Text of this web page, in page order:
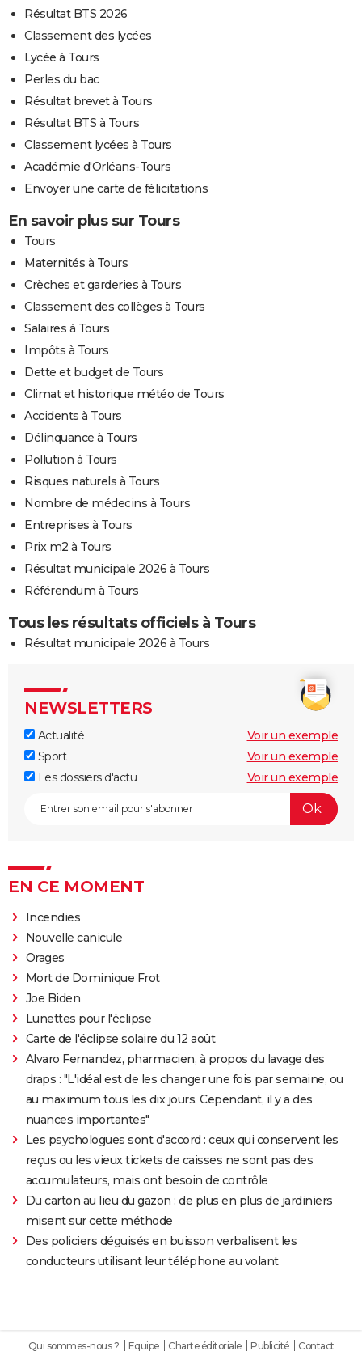
Résultat BTS 2026
Classement des lycées
Lycée à Tours
Perles du bac
Résultat brevet à Tours
Résultat BTS à Tours
Classement lycées à Tours
Académie d'Orléans-Tours
Envoyer une carte de félicitations
En savoir plus sur Tours
Tours
Maternités à Tours
Crèches et garderies à Tours
Classement des collèges à Tours
Salaires à Tours
Impôts à Tours
Dette et budget de Tours
Climat et historique météo de Tours
Accidents à Tours
Délinquance à Tours
Pollution à Tours
Risques naturels à Tours
Nombre de médecins à Tours
Entreprises à Tours
Prix m2 à Tours
Résultat municipale 2026 à Tours
Référendum à Tours
Tous les résultats officiels à Tours
Résultat municipale 2026 à Tours
NEWSLETTERS
Actualité
Voir un exemple
Sport
Voir un exemple
Les dossiers d'actu
Voir un exemple
EN CE MOMENT
Incendies
Nouvelle canicule
Orages
Mort de Dominique Frot
Joe Biden
Lunettes pour l'éclipse
Carte de l'éclipse solaire du 12 août
Alvaro Fernandez, pharmacien, à propos du lavage des
draps : "L'idéal est de les changer une fois par semaine, ou
au maximum tous les dix jours. Cependant, il y a des
nuances importantes"
Les psychologues sont d'accord : ceux qui conservent les
reçus ou les vieux tickets de caisses ne sont pas des
accumulateurs, mais ont besoin de contrôle
Du carton au lieu du gazon : de plus en plus de jardiniers
misent sur cette méthode
Des policiers déguisés en buisson verbalisent les
conducteurs utilisant leur téléphone au volant
Qui sommes-nous ? Equipe Charte éditoriale Publicité Contact